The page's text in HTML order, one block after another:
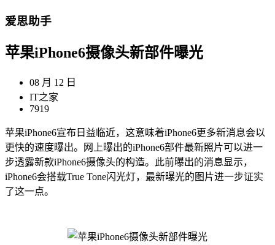
爱思助手
苹果iPhone6摄像头新部件曝光
08 月 12 日
IT之家
7919
苹果iPhone6宣布日益临近，这意味着iPhone6更多新消息会以
更快的速度曝出。网上曝出的iPhone6部件最新照片可以进一
步透露新款iPhone6摄像头的构造。此前曝出的消息显示，
iPhone6会搭载True Tone闪光灯，最新曝光的图片进一步证实
了这一点。